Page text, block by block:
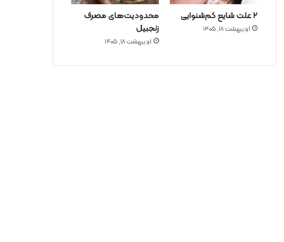
۲ علت شایع‌ کم‌شنوایی
اردیبهشت ۱۸, ۱۴۰۵
محدودیت‌های مصرف
زنجبیل
اردیبهشت ۱۸, ۱۴۰۵